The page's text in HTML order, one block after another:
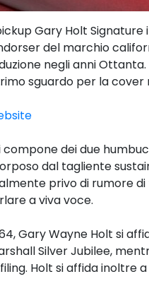
Gary Holt
del marchio
negli anni
sguardo per la cover
compone dei due
dal tagliente
privo di rumore
a viva voce.
Gary Wayne Holt si
Silver Jubilee,
Holt si affida inoltre